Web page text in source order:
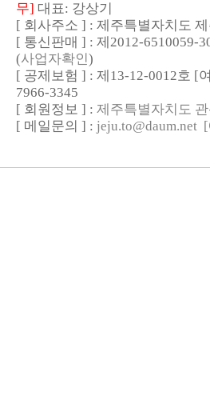
무] 대표: 강상기
[ 회사주소 ] : 제주특별자치도
[ 통신판매 ] : 제2012-
(사업자확인)
[ 공제보험 ] : 제13-12-0012호 [
7966-3345
[ 회원정보 ] : 제주특별자치도
[ 메일문의 ] : jeju.to@daum.net